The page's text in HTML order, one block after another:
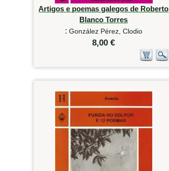
Artigos e poemas galegos de Roberto
Blanco Torres
: González Pérez, Clodio
8,00 €